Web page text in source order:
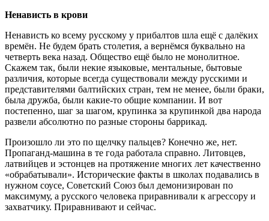
Ненависть в крови
Ненависть ко всему русскому у прибалтов шла ещё с далёких
времён. Не будем брать столетия, а вернёмся буквально на
четверть века назад. Общество ещё было не монолитное.
Скажем так, были некие языковые, ментальные, бытовые
различия, которые всегда существовали между русскими и
представителями балтийских стран, тем не менее, были браки,
была дружба, были какие-то общие компании. И вот
постепенно, шаг за шагом, крупинка за крупинкой два народа
развели абсолютно по разные стороны баррикад.
Произошло ли это по щелчку пальцев? Конечно же, нет.
Пропаганд-машина в те года работала справно. Литовцев,
латвийцев и эстонцев на протяжение многих лет качественно
«обрабатывали». Исторические факты в школах подавались в
нужном соусе, Советский Союз был демонизирован по
максимуму, а русского человека приравнивали к агрессору и
захватчику. Приравнивают и сейчас.